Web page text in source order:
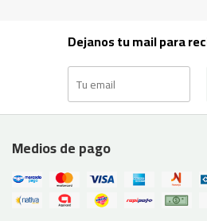
Dejanos tu mail para
Medios de pago